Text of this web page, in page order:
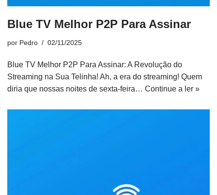
Blue TV Melhor P2P Para Assinar
por Pedro 02/11/2025
Blue TV Melhor P2P Para Assinar: A Revolução do
Streaming na Sua Telinha! Ah, a era do streaming! Quem
diria que nossas noites de sexta-feira… Continue a ler »